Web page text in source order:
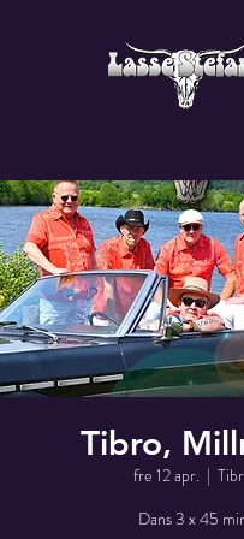
Tibro,
fre 12 apr.
  |
Dans 3 x 45